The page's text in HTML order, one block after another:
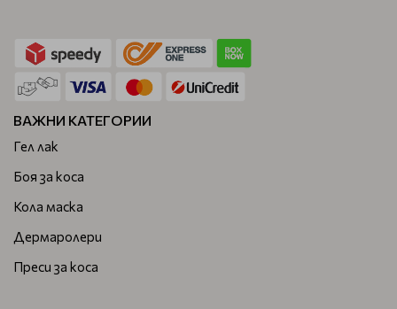
ВАЖНИ КАТЕГОРИИ
Гел лак
Боя за коса
Кола маска
Дермаролери
Преси за коса